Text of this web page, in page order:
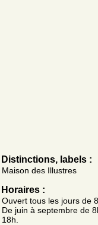
Distinctions, labels :
Maison des Illustres
Horaires :
Ouvert tous les jours de
De juin à septembre de
18h.